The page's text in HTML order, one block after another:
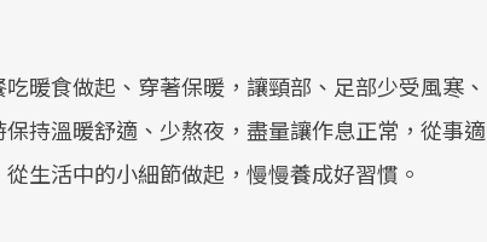
暖食做起、穿著保暖，讓頸部、足部少受風寒、
持溫暖舒適、少熬夜，盡量讓作息正常，從事適
生活中的小細節做起，慢慢養成好習慣。